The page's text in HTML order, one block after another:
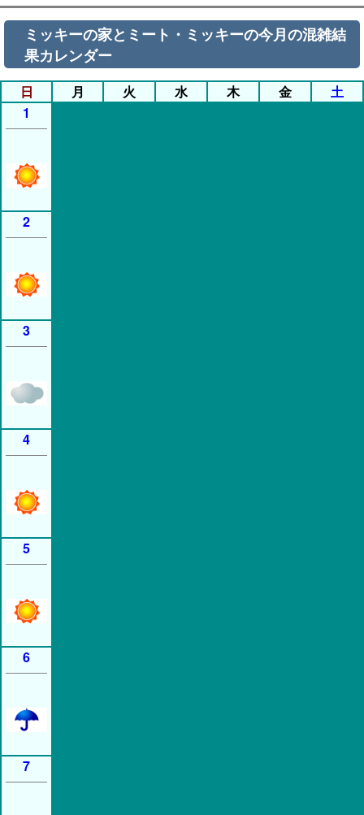
ミッキーの家とミート・ミッキーの今月の混雑結
果カレンダー
日 月 火 水 木 金
土
1
2
3
4
5
6
7